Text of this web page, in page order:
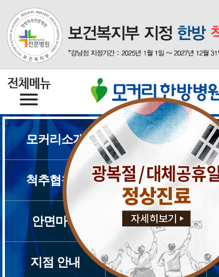
모커리소개 척추질환
척추협착증 디스크
안면마비 근감소증
지점 안내 치료후기